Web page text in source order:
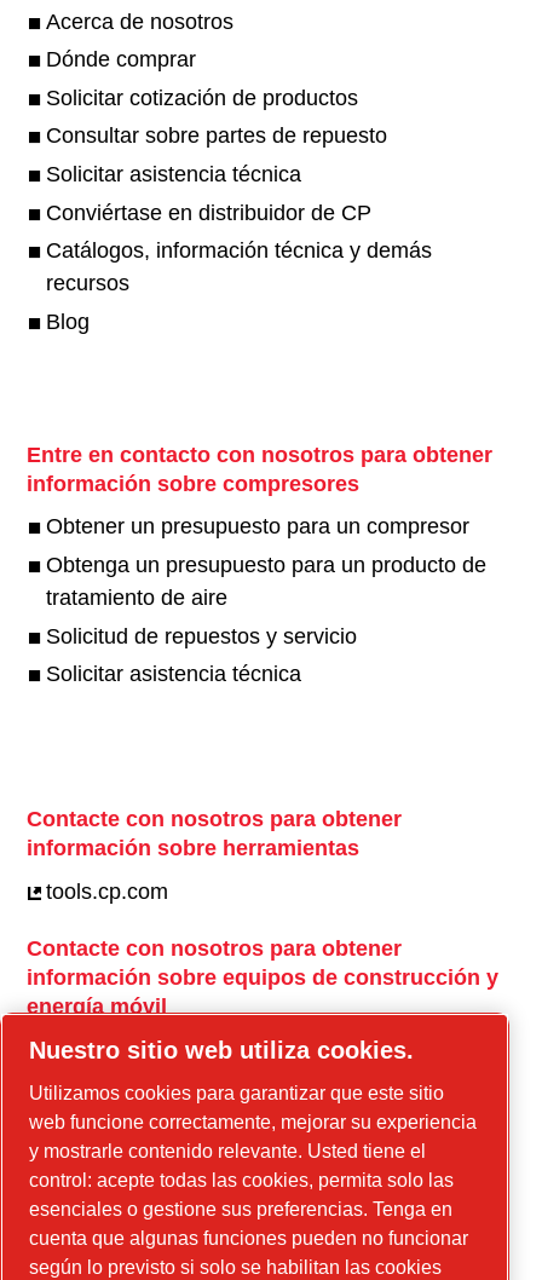
Acerca de nosotros
Dónde comprar
Solicitar cotización de productos
Consultar sobre partes de repuesto
Solicitar asistencia técnica
Conviértase en distribuidor de CP
Catálogos, información técnica y demás
recursos
Blog
Entre en contacto con nosotros para obtener
información sobre compresores
Obtener un presupuesto para un compresor
Obtenga un presupuesto para un producto de
tratamiento de aire
Solicitud de repuestos y servicio
Solicitar asistencia técnica
Contacte con nosotros para obtener
información sobre herramientas
tools.cp.com
Contacte con nosotros para obtener
información sobre equipos de construcción y
energía móvil
power-technique.cp.com
Instagram
Facebook
Linkedin
YouTube
Nuestro sitio web utiliza cookies.
Utilizamos cookies para garantizar que este sitio
web funcione correctamente, mejorar su experiencia
y mostrarle contenido relevante. Usted tiene el
control: acepte todas las cookies, permita solo las
esenciales o gestione sus preferencias. Tenga en
cuenta que algunas funciones pueden no funcionar
según lo previsto si solo se habilitan las cookies